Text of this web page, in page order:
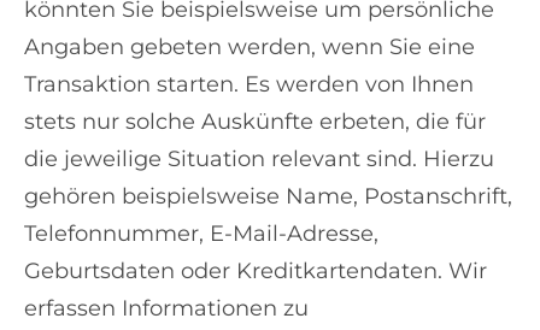
könnten Sie beispielsweise um persönliche
Angaben gebeten werden, wenn Sie eine
Transaktion starten. Es werden von Ihnen
stets nur solche Auskünfte erbeten, die für
die jeweilige Situation relevant sind. Hierzu
gehören beispielsweise Name, Postanschrift,
Telefonnummer, E-Mail-Adresse,
Geburtsdaten oder Kreditkartendaten. Wir
erfassen Informationen zu